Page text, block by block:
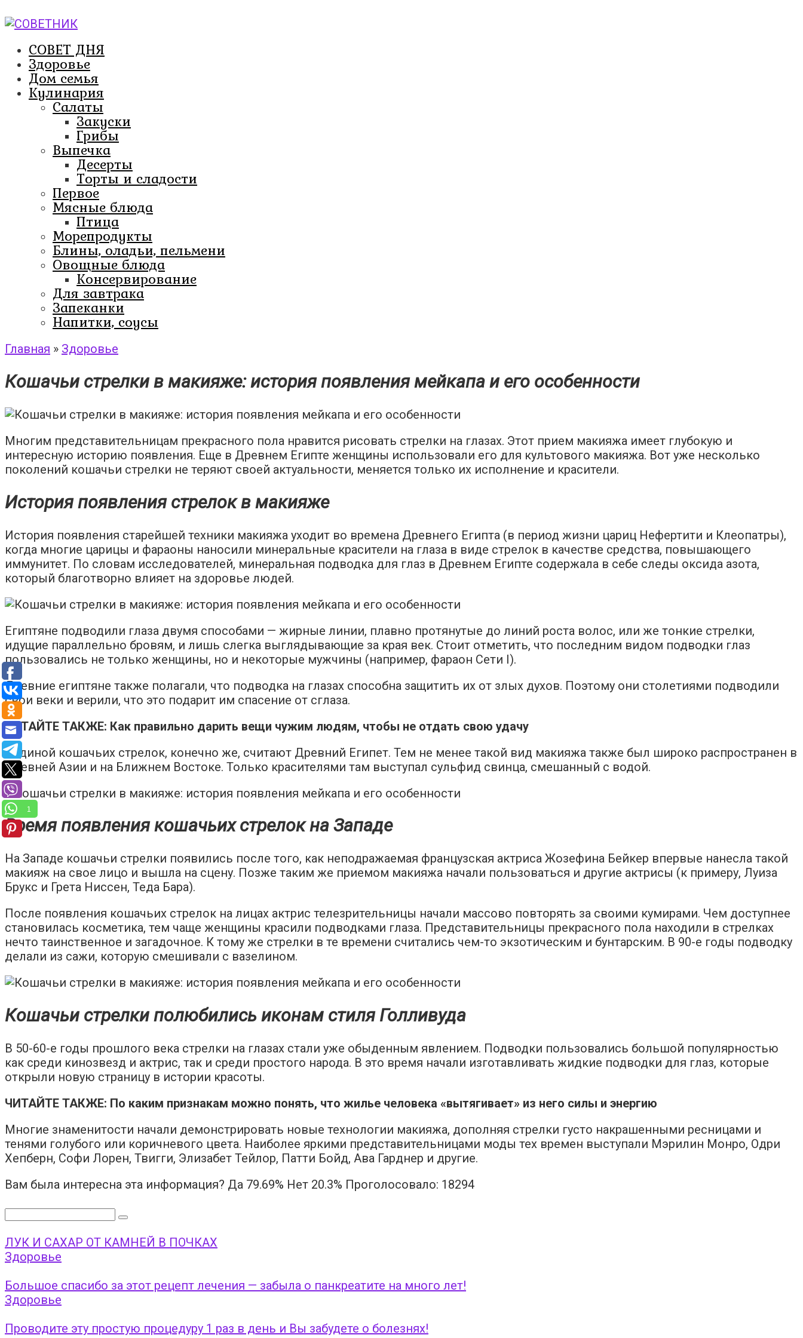
к
СОВЕТ ДНЯ
Здоровье
Дом семья
Кулинария
Салаты
Закуски
Грибы
Выпечка
Десерты
Торты и сладости
Первое
Мясные блюда
Птица
Морепродукты
Блины, оладьи, пельмени
Овощные блюда
Консервирование
Для завтрака
Запеканки
Напитки, соусы
Главная » Здоровье
Кошачьи стрелки в макияже: история появления мейкапа и его особенности
Многим представительницам прекрасного пола нравится рисовать стрелки на глазах. Этот прием макияжа имеет глубокую и
интересную историю появления. Еще в Древнем Египте женщины использовали его для культового макияжа. Вот уже несколько
поколений кошачьи стрелки не теряют своей актуальности, меняется только их исполнение и красители.
История появления стрелок в макияже
История появления старейшей техники макияжа уходит во времена Древнего Египта (в период жизни цариц Нефертити и Клеопатры),
когда многие царицы и фараоны наносили минеральные красители на глаза в виде стрелок в качестве средства, повышающего
иммунитет. По словам исследователей, минеральная подводка для глаз в Древнем Египте содержала в себе следы оксида азота,
который благотворно влияет на здоровье людей.
Египтяне подводили глаза двумя способами — жирные линии, плавно протянутые до линий роста волос, или же тонкие стрелки,
идущие параллельно бровям, и лишь слегка выглядывающие за края век. Стоит отметить, что последним видом подводки глаз
пользовались не только женщины, но и некоторые мужчины (например, фараон Сети I).
Древние египтяне также полагали, что подводка на глазах способна защитить их от злых духов. Поэтому они столетиями подводили
свои веки и верили, что это подарит им спасение от сглаза.
ЧИТАЙТЕ ТАКЖЕ: Как правильно дарить вещи чужим людям, чтобы не отдать свою удачу
Родиной кошачьих стрелок, конечно же, считают Древний Египет. Тем не менее такой вид макияжа также был широко распространен в
Древней Азии и на Ближнем Востоке. Только красителями там выступал сульфид свинца, смешанный с водой.
Время появления кошачьих стрелок на Западе
На Западе кошачьи стрелки появились после того, как неподражаемая французская актриса Жозефина Бейкер впервые нанесла такой
макияж на свое лицо и вышла на сцену. Позже таким же приемом макияжа начали пользоваться и другие актрисы (к примеру, Луиза
Брукс и Грета Ниссен, Теда Бара).
После появления кошачьих стрелок на лицах актрис телезрительницы начали массово повторять за своими кумирами. Чем доступнее
становилась косметика, тем чаще женщины красили подводками глаза. Представительницы прекрасного пола находили в стрелках
нечто таинственное и загадочное. К тому же стрелки в те времени считались чем-то экзотическим и бунтарским. В 90-е годы подводку
делали из сажи, которую смешивали с вазелином.
Кошачьи стрелки полюбились иконам стиля Голливуда
В 50-60-е годы прошлого века стрелки на глазах стали уже обыденным явлением. Подводки пользовались большой популярностью
как среди кинозвезд и актрис, так и среди простого народа. В это время начали изготавливать жидкие подводки для глаз, которые
открыли новую страницу в истории красоты.
ЧИТАЙТЕ ТАКЖЕ: По каким признакам можно понять, что жилье человека «вытягивает» из него силы и энергию
Многие знаменитости начали демонстрировать новые технологии макияжа, дополняя стрелки густо накрашенными ресницами и
тенями голубого или коричневого цвета. Наиболее яркими представительницами моды тех времен выступали Мэрилин Монро, Одри
Хепберн, Софи Лорен, Твигги, Элизабет Тейлор, Патти Бойд, Ава Гарднер и другие.
Вам была интересна эта информация? Да 79.69% Нет 20.3% Проголосовало: 18294
Поиск:
ЛУК И САХАР ОТ КАМНЕЙ В ПОЧКАХ
Здоровье
Большое спасибо за этот рецепт лечения — забыла о панкреатите на много лет!
Здоровье
Проводите эту простую процедуру 1 раз в день и Вы забудете о болезнях!
1